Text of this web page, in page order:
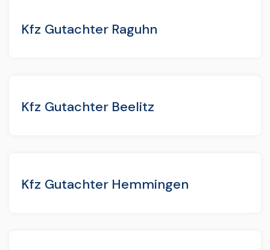
Kfz Gutachter Raguhn
Kfz Gutachter Beelitz
Kfz Gutachter Hemmingen